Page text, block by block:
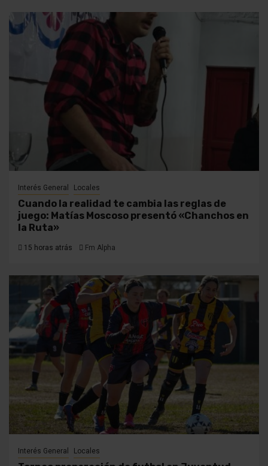
Interés General Locales
Cuando la realidad te cambia las reglas de
juego: Matías Moscoso presentó «Chanchos en
la Ruta»
15 horas atrás Fm Alpha
Interés General Locales